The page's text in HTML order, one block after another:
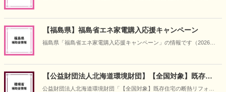
【福島県】福島省エネ家電購入応援キャンペーン
福島県「福島省エネ家電購入応援キャンペーン」の情報です（2026年5
【公益財団法人北海道環境財団】【全国対象】既存住
宅の断熱リフォーム支援事業
公益財団法人北海道環境財団「【全国対象】既存住宅の断熱リフォー